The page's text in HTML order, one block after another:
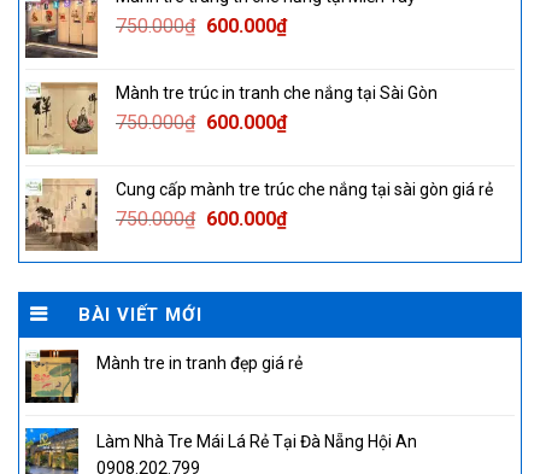
750.000₫.600.000₫.
750.000₫ Original
750.000₫.
600.000₫Current
600.000₫.
Mành tre trúc in tranh che nắng tại Sài Gòn
750.000₫ Original
750.000₫.
600.000₫Current
600.000₫.
Cung cấp mành tre trúc che nắng tại sài gòn giá rẻ
750.000₫ Original
was:
750.000₫.
600.000₫Current
is:
600.000₫.
BÀI VIẾT MỚI
Mành tre in tranh đẹp giá rẻ
Làm Nhà Tre Mái Lá Rẻ Tại Đà Nẵng Hội An
0908.202.799